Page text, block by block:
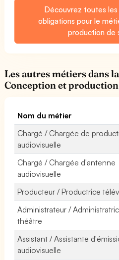
Découvrez toutes les
obligations pour le
production de
Les autres métiers dans
Conception et production
Nom du métier
Chargé / Chargée de
audiovisuelle
Chargé / Chargée d'antenne
audiovisuelle
Producteur / Productrice
Administrateur /
théâtre
Assistant / Assistante
audiovisuelle